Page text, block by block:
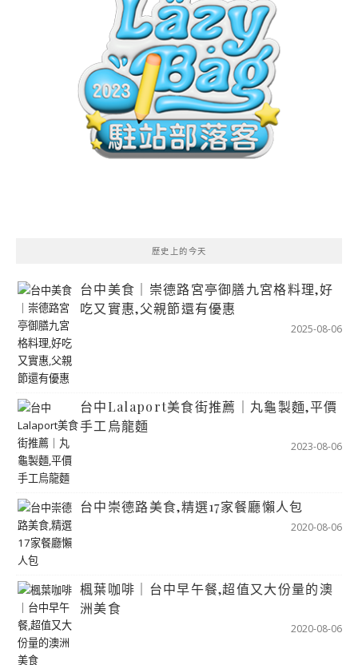
歷史上的今天
台中美食｜崇德路宮亭御膳九宮格料理,好
吃又實惠,父親節還有優惠
2025-08-06
台中Lalaport美食街推薦｜丸龜製麵,平價
手工烏龍麵
2023-08-06
台中崇德路美食,精選17家餐廳懶人包
2020-08-06
楓葉咖啡｜台中早午餐,超值又大份量的澳
洲美食
2020-08-06